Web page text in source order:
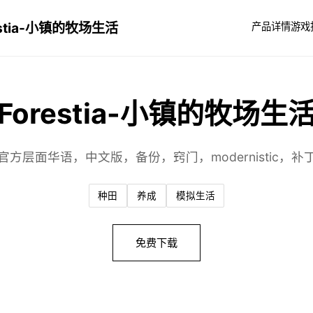
小镇的牧场生活 产品详情游戏
小镇的牧场生
方层面华语，中文版，备份，窍门，modernistic，补
种田 养成 模拟生活
免费下载